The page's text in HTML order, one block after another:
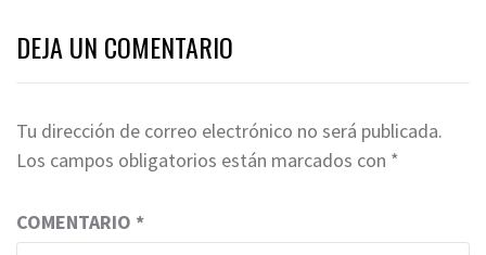
DEJA UN COMENTARIO
Tu dirección de correo electrónico no será publicada.
Los campos obligatorios están marcados con *
COMENTARIO *